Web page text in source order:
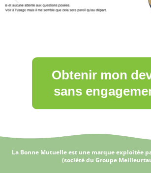
Obtenir mon
sans
La Bonne Mutuelle est une marque exploitée
(société du Groupe